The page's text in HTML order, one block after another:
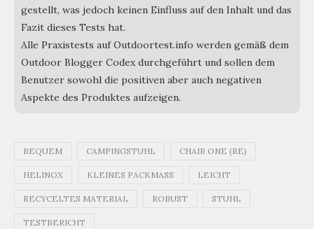
gestellt, was jedoch keinen Einfluss auf den Inhalt und das
Fazit dieses Tests hat.
Alle Praxistests auf Outdoortest.info werden gemäß dem
Outdoor Blogger Codex durchgeführt und sollen dem
Benutzer sowohl die positiven aber auch negativen
Aspekte des Produktes aufzeigen.
BEQUEM CAMPINGSTUHL CHAIR ONE (RE)
HELINOX KLEINES PACKMASS LEICHT
RECYCELTES MATERIAL ROBUST STUHL
TESTBERICHT